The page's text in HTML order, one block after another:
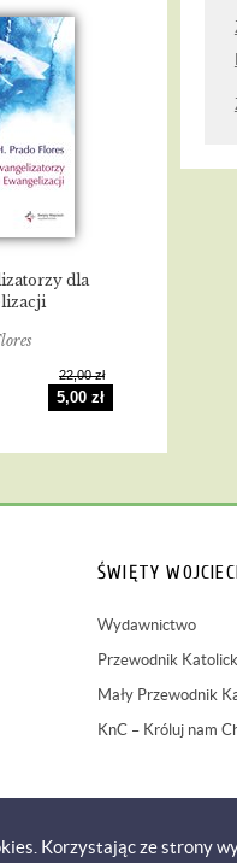
dla
22,00 zł
5,00 zł
ŚWIĘTY
Wydawnictwo
Przewodnik
Mały Przewodnik
KnC – Króluj nam
Korzystając ze strony